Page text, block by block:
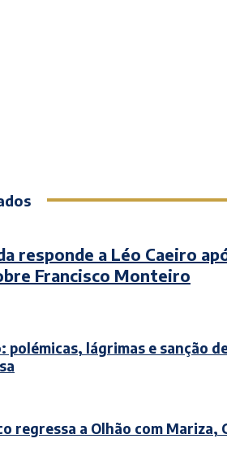
responde a Léo Caeiro
Francisco Monteiro
polémicas, lágrimas e sanção
regressa a Olhão com Mariza,